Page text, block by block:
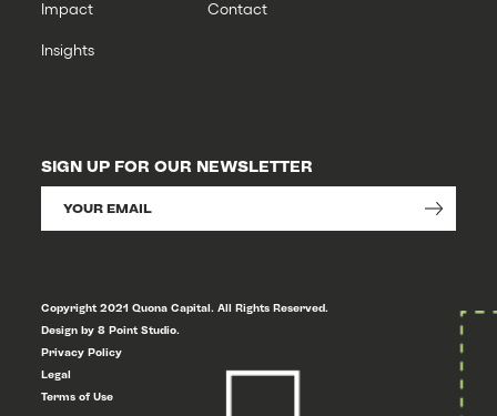
Impact
Insights
Contact
SIGN UP FOR OUR NEWSLETTER
Copyright 2021 Quona Capital. All Rights Reserved.
Design by 8 Point Studio.
Privacy Policy
Legal
Terms of Use